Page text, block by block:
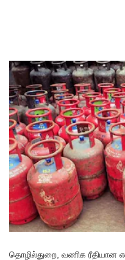
தொழில்துறை, வணிக ரீதியான